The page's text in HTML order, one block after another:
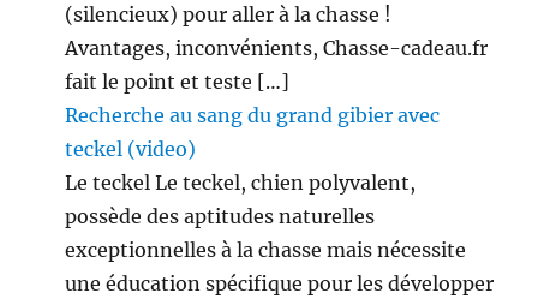
(silencieux) pour aller à la chasse !
Avantages, inconvénients, Chasse-cadeau.fr
fait le point et teste […]
Recherche au sang du grand gibier avec
teckel (video)
Le teckel Le teckel, chien polyvalent,
possède des aptitudes naturelles
exceptionnelles à la chasse mais nécessite
une éducation spécifique pour les développer